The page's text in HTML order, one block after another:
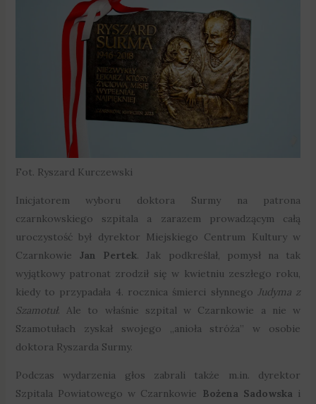
Fot. Ryszard Kurczewski
Inicjatorem wyboru doktora Surmy na patrona
czarnkowskiego szpitala a zarazem prowadzącym całą
uroczystość był dyrektor Miejskiego Centrum Kultury w
Czarnkowie Jan Pertek. Jak podkreślał, pomysł na tak
wyjątkowy patronat zrodził się w kwietniu zeszłego roku,
kiedy to przypadała 4. rocznica śmierci słynnego Judyma z
Szamotuł. Ale to właśnie szpital w Czarnkowie a nie w
Szamotułach zyskał swojego „anioła stróża” w osobie
doktora Ryszarda Surmy.
Podczas wydarzenia głos zabrali także m.in. dyrektor
Szpitala Powiatowego w Czarnkowie Bożena Sadowska i